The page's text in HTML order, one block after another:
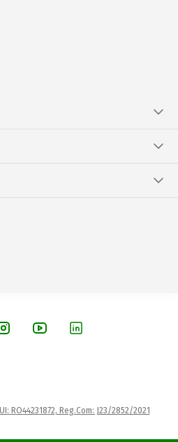
RO44231872, Reg.Com: J23/2852/2021